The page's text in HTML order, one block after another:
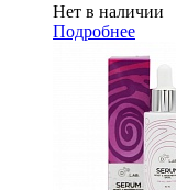
Нет в наличии
Подробнее